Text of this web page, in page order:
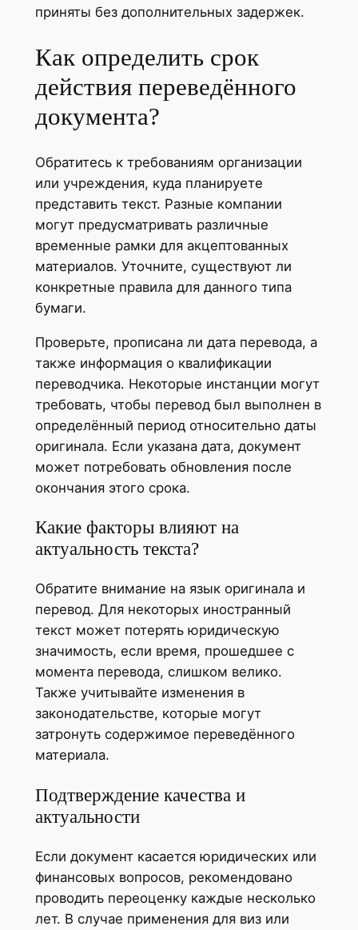
приняты без дополнительных задержек.
Как определить срок
действия переведённого
документа?
Обратитесь к требованиям организации
или учреждения, куда планируете
представить текст. Разные компании
могут предусматривать различные
временные рамки для акцептованных
материалов. Уточните, существуют ли
конкретные правила для данного типа
бумаги.
Проверьте, прописана ли дата перевода, а
также информация о квалификации
переводчика. Некоторые инстанции могут
требовать, чтобы перевод был выполнен в
определённый период относительно даты
оригинала. Если указана дата, документ
может потребовать обновления после
окончания этого срока.
Какие факторы влияют на
актуальность текста?
Обратите внимание на язык оригинала и
перевод. Для некоторых иностранный
текст может потерять юридическую
значимость, если время, прошедшее с
момента перевода, слишком велико.
Также учитывайте изменения в
законодательстве, которые могут
затронуть содержимое переведённого
материала.
Подтверждение качества и
актуальности
Если документ касается юридических или
финансовых вопросов, рекомендовано
проводить переоценку каждые несколько
лет. В случае применения для виз или